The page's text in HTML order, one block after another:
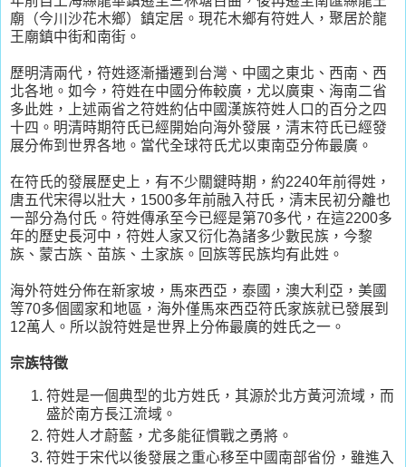
廟（今川沙花木鄉）鎮定居。現花木鄉有符姓人，聚居於龍
王廟鎮中街和南街。
歷明清兩代，符姓逐漸播遷到台灣、中國之東北、西南、西
北各地。如今，符姓在中國分佈較廣，尤以廣東、海南二省
多此姓，上述兩省之符姓約佔中國漢族符姓人口的百分之四
十四。明清時期符氏已經開始向海外發展，清末符氏已經發
展分佈到世界各地。當代全球符氏尤以東南亞分佈最廣。
在符氏的發展歷史上，有不少關鍵時期，約2240年前得姓，
唐五代宋得以壯大，1500多年前融入苻氏，清末民初分離也
一部分為付氏。符姓傳承至今已經是第70多代，在這2200多
年的歷史長河中，符姓人家又衍化為諸多少數民族，今黎
族、蒙古族、苗族、土家族。回族等民族均有此姓。
海外符姓分佈在新家坡，馬來西亞，泰國，澳大利亞，美國
等70多個國家和地區，海外僅馬來西亞符氏家族就已發展到
12萬人。所以說符姓是世界上分佈最廣的姓氏之一。
宗族特徵
符姓是一個典型的北方姓氏，其源於北方黃河流域，而
盛於南方長江流域。
符姓人才蔚藍，尤多能征慣戰之勇將。
符姓于宋代以後發展之重心移至中國南部省份，雖進入